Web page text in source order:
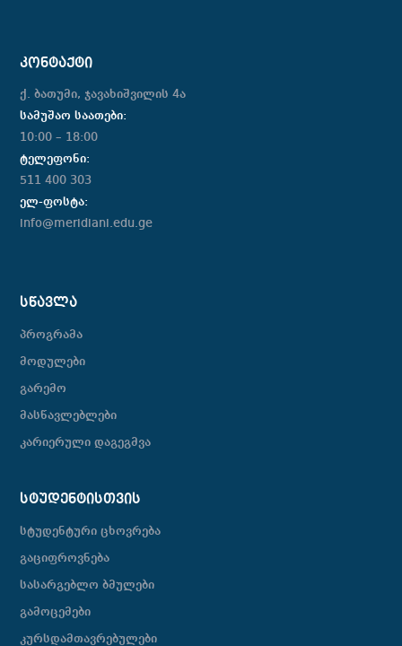
ᲙᲝᲜᲢᲐᲥᲢᲘ
ქ. ბათუმი, ჯავახიშვილის 4ა
სამუშაო საათები:
10:00 – 18:00
ტელეფონი:
511 400 303
ელ-ფოსტა:
info@meridiani.edu.ge
ᲡᲬᲐᲕᲚᲐ
პროგრამა
მოდულები
გარემო
მასწავლებლები
კარიერული დაგეგმვა
ᲡᲢᲣᲓᲔᲜᲢᲘᲡᲗᲕᲘᲡ
სტუდენტური ცხოვრება
გაციფროვნება
სასარგებლო ბმულები
გამოცემები
კურსდამთავრებულები